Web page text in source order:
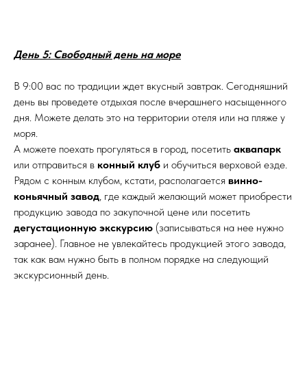
День 5: Свободный день на море
В 9:00 вас по традиции ждет вкусный завтрак. Сегодняшний
день вы проведете отдыхая после вчерашнего насыщенного
дня. Можете делать это на территории отеля или на пляже у
моря.
А можете поехать прогуляться в город, посетить аквапарк
или отправиться в конный клуб и обучиться верховой езде.
Рядом с конным клубом, кстати, располагается винно-
коньячный завод, где каждый желающий может приобрести
продукцию завода по закупочной цене или посетить
дегустационную экскурсию (записываться на нее нужно
заранее). Главное не увлекайтесь продукцией этого завода,
так как вам нужно быть в полном порядке на следующий
экскурсионный день.